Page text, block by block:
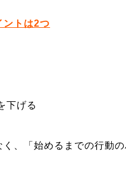
ントは2つ
下げる
く、「始めるまでの行動